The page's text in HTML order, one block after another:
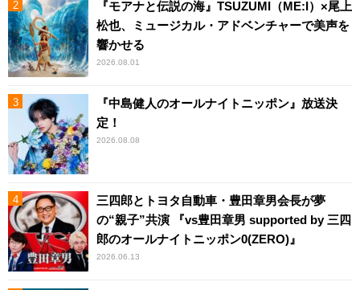
『モアナと伝説の海』TSUZUMI（ME:I）×尾上
松也、ミュージカル・アドベンチャーで美声を
響かせる
2026.08.01
『中島健人のオールナイトニッポン』放送決
定！
2026.08.08
三四郎とトヨタ自動車・豊田章男会長が夢
の“親子”共演 『vs豊田章男 supported by 三四
郎のオールナイトニッポン0(ZERO)』
2026.06.13